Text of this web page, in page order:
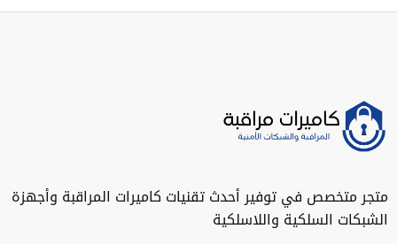
متجر متخصص في توفير أحدث تقنيات كاميرات المراقبة وأجهزة
الشبكات السلكية واللاسلكية